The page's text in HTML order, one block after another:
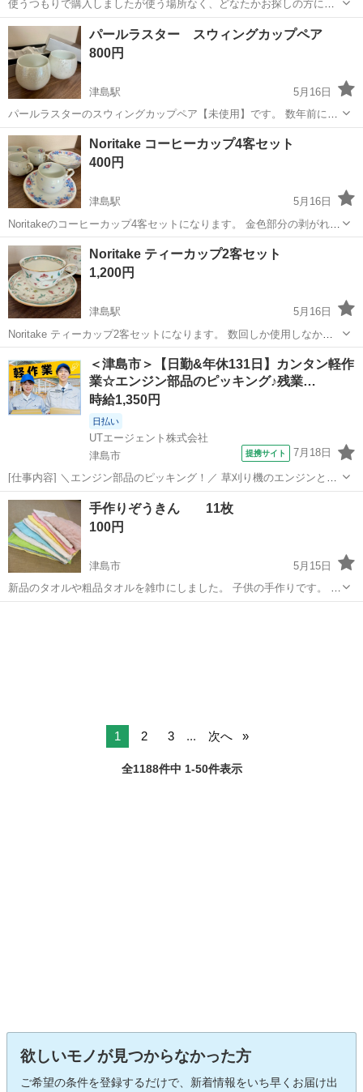
使うつもりで購入しましたが使う場所なく、どなたかお探しの方に。
2200円で購入しました。 カラー 黒 商品サイズ 約W20×D5.5×H9㎝
マグネット 滑り止め シリコーン 耐荷重 約2kg 内寸: ハンガー
約W1...
愛知 津島市 マグネット
パールラスター スウィングカップペア
800円
津島駅
5月16日
パールラスターのスウィングカップペア【未使用】です。 数年前に引
出物でいただきましたが、使用しない為出品します。 (箱に一部破れが
あります) ゆらゆらゆれるユニークなカップです。 飲み物をいれれば
重心が下にさがるのである程...
愛知 津島市
Noritake コーヒーカップ4客セット
400円
津島駅
5月16日
Noritakeのコーヒーカップ4客セットになります。 金色部分の剥がれて
いる箇所がいくつかありますので、写真にてご確認ください。 箱は処
分してしまったので、お渡しする際は簡易包装致します。
愛知 津島市 コーヒーカップ
Noritake ティーカップ2客セット
1,200円
津島駅
5月16日
Noritake ティーカップ2客セットになります。 数回しか使用しなかっ
たので状態はとても綺麗です。 箱は処分してしまった為、簡易包装し
てお渡しします。
津島駅 食器 ティーカップ
＜津島市＞【日勤&年休131日】カンタン軽作
業☆エンジン部品のピッキング♪残業…
時給1,350円
日払い
UTエージェント株式会社
津島市
提携サイト 7月18日
[仕事内容] ＼エンジン部品のピッキング！／ 草刈り機のエンジンと発
電機などを取り扱います！ ☆未経験歓迎！ 丁寧な研修と指導で安心
のスタート♪ ＜具体的には…？＞ エンジンや発電機の準備に関わる業
務です！ ◆部品準備...
愛知 津島市 仕分け
手作りぞうきん 11枚
100円
津島市
5月15日
新品のタオルや粗品タオルを雑巾にしました。 子供の手作りです。 10
枚➕1枚 ミシンで作ってありますが、雑です。 気にしないと言う方、
1 2 3 ... 次へ
全1188件中 1-50件表示
欲しいモノが見つからなかった方
ご希望の条件を登録するだけで、新着情報をいち早くお届け出